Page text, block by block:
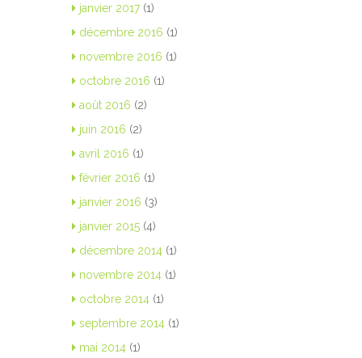
janvier 2017(1)
décembre 2016 (1)
novembre 2016 (1)
octobre 2016 (1)
août 2016 (2)
juin 2016 (2)
avril 2016 (1)
février 2016 (1)
janvier 2016 (3)
janvier 2015 (4)
décembre 2014 (1)
novembre 2014 (1)
octobre 2014 (1)
septembre 2014 (1)
mai 2014 (1)